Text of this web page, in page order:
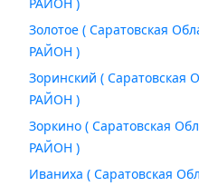
Золотое ( Саратовская
РАЙОН )
Зоринский ( Саратовская
РАЙОН )
Зоркино ( Саратовская
РАЙОН )
Иваниха ( Саратовская